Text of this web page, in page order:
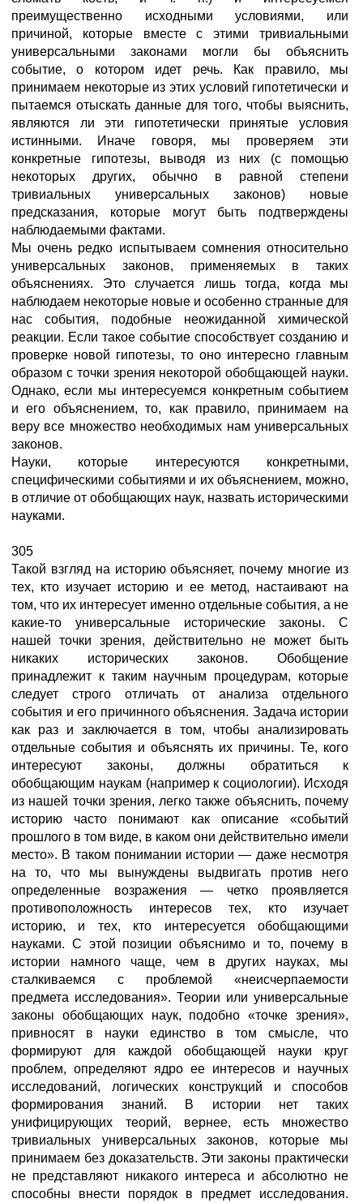
преимущественно исходными условиями, или
причиной, которые вместе с этими тривиальными
универсальными законами могли бы объяснить
событие, о котором идет речь. Как правило, мы
принимаем некоторые из этих условий гипотетически и
пытаемся отыскать данные для того, чтобы выяснить,
являются ли эти гипотетически принятые условия
истинными. Иначе говоря, мы проверяем эти
конкретные гипотезы, выводя из них (с помощью
некоторых других, обычно в равной степени
тривиальных универсальных законов) новые
предсказания, которые могут быть подтверждены
наблюдаемыми фактами.
Мы очень редко испытываем сомнения относительно
универсальных законов, применяемых в таких
объяснениях. Это случается лишь тогда, когда мы
наблюдаем некоторые новые и особенно странные для
нас события, подобные неожиданной химической
реакции. Если такое событие способствует созданию и
проверке новой гипотезы, то оно интересно главным
образом с точки зрения некоторой обобщающей науки.
Однако, если мы интересуемся конкретным событием
и его объяснением, то, как правило, принимаем на
веру все множество необходимых нам универсальных
законов.
Науки, которые интересуются конкретными,
специфическими событиями и их объяснением, можно,
в отличие от обобщающих наук, назвать историческими
науками.
305
Такой взгляд на историю объясняет, почему многие из
тех, кто изучает историю и ее метод, настаивают на
том, что их интересует именно отдельные события, а не
какие-то универсальные исторические законы. С
нашей точки зрения, действительно не может быть
никаких исторических законов. Обобщение
принадлежит к таким научным процедурам, которые
следует строго отличать от анализа отдельного
события и его причинного объяснения. Задача истории
как раз и заключается в том, чтобы анализировать
отдельные события и объяснять их причины. Те, кого
интересуют законы, должны обратиться к
обобщающим наукам (например к социологии). Исходя
из нашей точки зрения, легко также объяснить, почему
историю часто понимают как описание «событий
прошлого в том виде, в каком они действительно имели
место». В таком понимании истории — даже несмотря
на то, что мы вынуждены выдвигать против него
определенные возражения — четко проявляется
противоположность интересов тех, кто изучает
историю, и тех, кто интересуется обобщающими
науками. С этой позиции объяснимо и то, почему в
истории намного чаще, чем в других науках, мы
сталкиваемся с проблемой «неисчерпаемости
предмета исследования». Теории или универсальные
законы обобщающих наук, подобно «точке зрения»,
привносят в науки единство в том смысле, что
формируют для каждой обобщающей науки круг
проблем, определяют ядро ее интересов и научных
исследований, логических конструкций и способов
формирования знаний. В истории нет таких
унифицирующих теорий, вернее, есть множество
тривиальных универсальных законов, которые мы
принимаем без доказательств. Эти законы практически
не представляют никакого интереса и абсолютно не
способны внести порядок в предмет исследования.